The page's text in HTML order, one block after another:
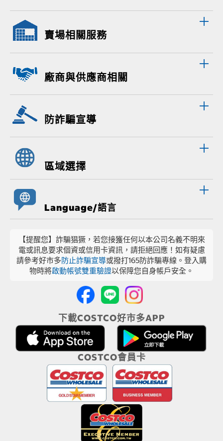
賣場相關服務
廠商與供應商相關
防詐騙宣導
區域選擇
Language/語言
【提醒您】詐騙猖獗，若您接獲任何以本公司名義不明來
電或訊息要求個資或信用卡資訊，請拒絕回應！如有疑慮
請參考好市多防止詐騙宣導或撥打165防詐騙專線。登入購
物時將啟動帳號雙重驗證以保障您自身帳戶安全。
下載COSTCO好市多APP
COSTCO會員卡